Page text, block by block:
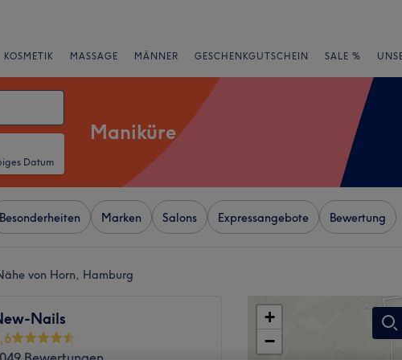
KOSMETIK MASSAGE MÄNNER GESCHENKGUTSCHEIN SALE %
Datum
Maniküre
Besonderheiten Marken Salons Expressangebote Bewertung
von Horn, Hamburg
Nails
+
−